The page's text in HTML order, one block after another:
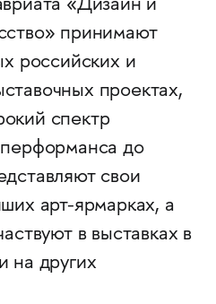
«Дизайн и
принимают
российских и
проектах,
спектр
до
свои
арт-ярмарках, а
в выставках в
и на других